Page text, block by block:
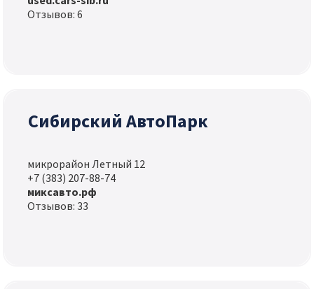
Отзывов: 6
Сибирский АвтоПарк
микрорайон Летный 12
+7 (383) 207-88-74
миксавто.рф
Отзывов: 33